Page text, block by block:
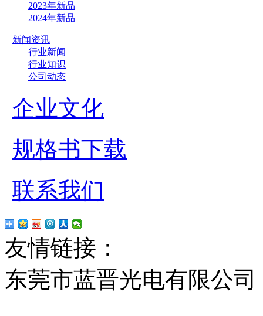
2023年新品
2024年新品
新闻资讯
行业新闻
行业知识
公司动态
企业文化
规格书下载
联系我们
友情链接：
东莞市蓝晋光电有限公